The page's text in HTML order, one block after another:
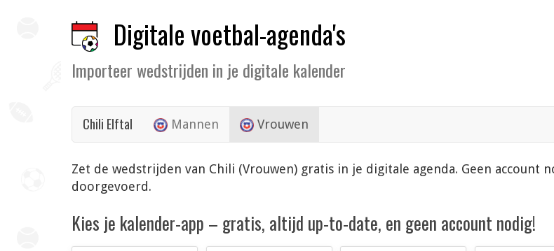
Digitale voetbal-agenda's
Importeer wedstrijden in je digitale kalender
Chili Elftal Mannen Vrouwen
Zet de wedstrijden van Chili (Vrouwen) gratis in je digitale agenda. Geen account
doorgevoerd.
Kies je kalender-app – gratis, altijd up-to-date, en geen account nodig!